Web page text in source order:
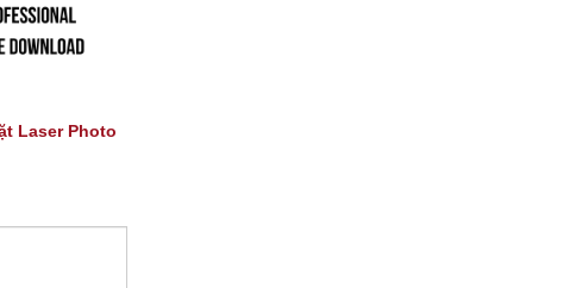
Laser Photo